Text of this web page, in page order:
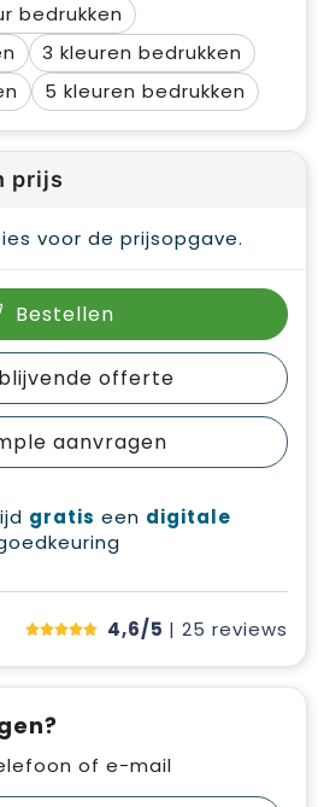
3
5
prijs
voor de prijsopgave.
Bestellen
offerte
aanvragen
gratis een digitale
4,6/5 | 25 reviews
of e-mail